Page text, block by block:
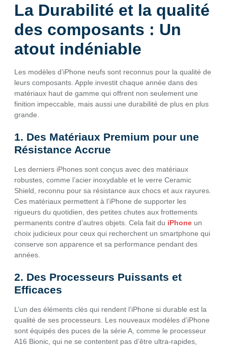
La Durabilité et la qualité
des composants : Un
atout indéniable
Les modèles d’iPhone neufs sont reconnus pour la qualité de
leurs composants. Apple investit chaque année dans des
matériaux haut de gamme qui offrent non seulement une
finition impeccable, mais aussi une durabilité de plus en plus
grande.
1. Des Matériaux Premium pour une
Résistance Accrue
Les derniers iPhones sont conçus avec des matériaux
robustes, comme l’acier inoxydable et le verre Ceramic
Shield, reconnu pour sa résistance aux chocs et aux rayures.
Ces matériaux permettent à l’iPhone de supporter les
rigueurs du quotidien, des petites chutes aux frottements
permanents contre d’autres objets. Cela fait du iPhone un
choix judicieux pour ceux qui recherchent un smartphone qui
conserve son apparence et sa performance pendant des
années.
2. Des Processeurs Puissants et
Efficaces
L’un des éléments clés qui rendent l’iPhone si durable est la
qualité de ses processeurs. Les nouveaux modèles d’iPhone
sont équipés des puces de la série A, comme le processeur
A16 Bionic, qui ne se contentent pas d’être ultra-rapides,